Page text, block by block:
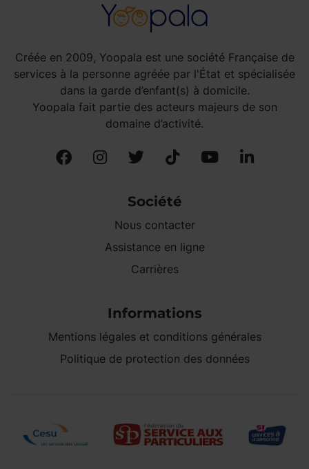
Créée en 2009, Yoopala est une société Française de
services à la personne agréée par l'État et spécialisée
dans la garde d’enfant(s) à domicile.
Yoopala fait partie des acteurs majeurs de son
domaine d’activité.
Société
Nous contacter
Assistance en ligne
Carrières
Informations
Mentions légales et conditions générales
Politique de protection des données